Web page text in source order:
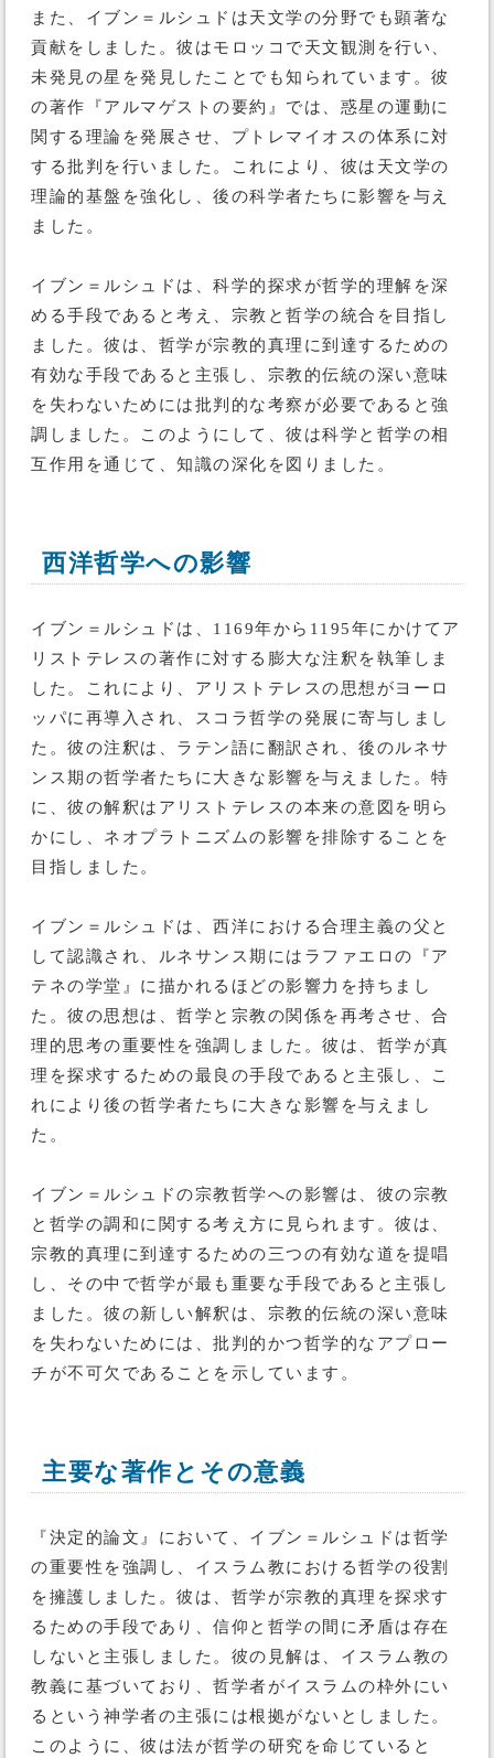
また、イブン＝ルシュドは天文学の分野でも顕著な
貢献をしました。彼はモロッコで天文観測を行い、
未発見の星を発見したことでも知られています。彼
の著作『アルマゲストの要約』では、惑星の運動に
関する理論を発展させ、プトレマイオスの体系に対
する批判を行いました。これにより、彼は天文学の
理論的基盤を強化し、後の科学者たちに影響を与え
ました。
イブン＝ルシュドは、科学的探求が哲学的理解を深
める手段であると考え、宗教と哲学の統合を目指し
ました。彼は、哲学が宗教的真理に到達するための
有効な手段であると主張し、宗教的伝統の深い意味
を失わないためには批判的な考察が必要であると強
調しました。このようにして、彼は科学と哲学の相
互作用を通じて、知識の深化を図りました。
西洋哲学への影響
イブン＝ルシュドは、1169年から1195年にかけてア
リストテレスの著作に対する膨大な注釈を執筆しま
した。これにより、アリストテレスの思想がヨーロ
ッパに再導入され、スコラ哲学の発展に寄与しまし
た。彼の注釈は、ラテン語に翻訳され、後のルネサ
ンス期の哲学者たちに大きな影響を与えました。特
に、彼の解釈はアリストテレスの本来の意図を明ら
かにし、ネオプラトニズムの影響を排除することを
目指しました。
イブン＝ルシュドは、西洋における合理主義の父と
して認識され、ルネサンス期にはラファエロの『ア
テネの学堂』に描かれるほどの影響力を持ちまし
た。彼の思想は、哲学と宗教の関係を再考させ、合
理的思考の重要性を強調しました。彼は、哲学が真
理を探求するための最良の手段であると主張し、こ
れにより後の哲学者たちに大きな影響を与えまし
た。
イブン＝ルシュドの宗教哲学への影響は、彼の宗教
と哲学の調和に関する考え方に見られます。彼は、
宗教的真理に到達するための三つの有効な道を提唱
し、その中で哲学が最も重要な手段であると主張し
ました。彼の新しい解釈は、宗教的伝統の深い意味
を失わないためには、批判的かつ哲学的なアプロー
チが不可欠であることを示しています。
主要な著作とその意義
『決定的論文』において、イブン＝ルシュドは哲学
の重要性を強調し、イスラム教における哲学の役割
を擁護しました。彼は、哲学が宗教的真理を探求す
るための手段であり、信仰と哲学の間に矛盾は存在
しないと主張しました。彼の見解は、イスラム教の
教義に基づいており、哲学者がイスラムの枠外にい
るという神学者の主張には根拠がないとしました。
このように、彼は法が哲学の研究を命じていると